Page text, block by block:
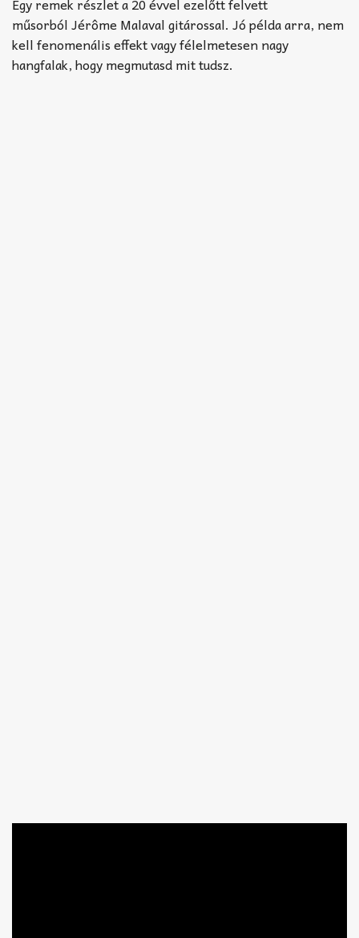
TABok
Improvizáció
műsorból Jérôme Malaval gitárossal. Jó példa arra, nem
kell fenomenális effekt vagy félelmetesen nagy
hangfalak, hogy megmutasd mit tudsz.